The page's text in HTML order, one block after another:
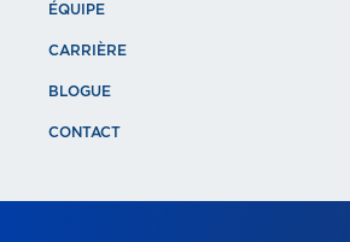
ÉQUIPE
CARRIÈRE
BLOGUE
CONTACT